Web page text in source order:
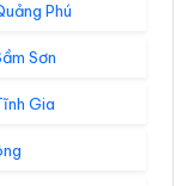
Phú
Sơn
Gia